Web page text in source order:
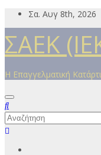
Μετάβαση
περιεχόμενο
Σα. Αυγ 8th, 2026
ΣΑΕΚ
Η Επαγγελματική